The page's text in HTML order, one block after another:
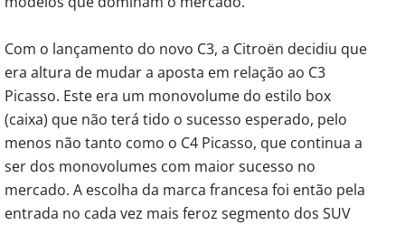
Com o lançamento do novo C3, a Citroën decidiu que
era altura de mudar a aposta em relação ao C3
Picasso. Este era um monovolume do estilo box
(caixa) que não terá tido o sucesso esperado, pelo
menos não tanto como o C4 Picasso, que continua a
ser dos monovolumes com maior sucesso no
mercado. A escolha da marca francesa foi então pela
entrada no cada vez mais feroz segmento dos SUV